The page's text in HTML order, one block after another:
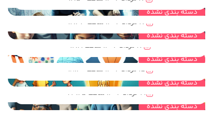
دسته بندی نشده
دسته بندی نشده
مهندسی خلاقیت و نقش آن در بهبود مهارتهای لازم برای کودکان و نوجوانان
17 مرداد 1404 ساعت 12:33
دسته بندی نشده
مهندسی خلاقیت راهی برای ایده پردازی خلاق در کودکان و نوجوانان
17 مرداد 1404 ساعت 12:21
دسته بندی نشده
مهندسی خلاقیت چه کمکی به کودکان و نوجوانان برای روش حل مساله می کند؟
15 مرداد 1404 ساعت 18:40
دسته بندی نشده
مهندسی خلاقیت چیست و چه ارتباطی با اعتماد به نفس کودکان و نوجوانان دارد؟
19 خرداد 1404 ساعت 23:25